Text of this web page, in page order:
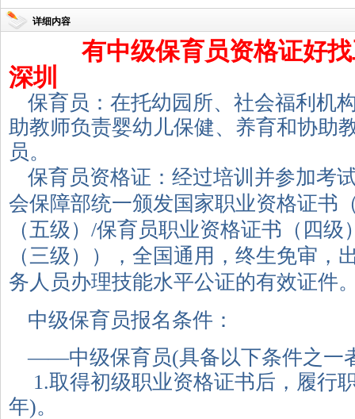
详细内容
有中级保育员资格证好
深圳
保育员：在托幼园所、社会福利机
助教师负责婴幼儿保健、养育和协助
员。
保育员资格证：经过培训并参加考
会保障部统一颁发国家职业资格证书
（五级）/保育员职业资格证书（四
（三级）），全国通用，终生免审，
务人员办理技能水平公证的有效证件
中级保育员报名条件：
——中级保育员(具备以下条件之一
1.取得初级职业资格证书后，履行
年)。